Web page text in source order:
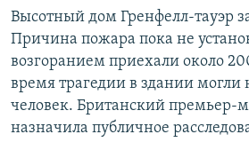
Высотный дом Гренфелл-тауэр
Причина пожара пока не
возгоранием приехали около
время трагедии в здании могли
человек. Британский премьер-
назначила публичное